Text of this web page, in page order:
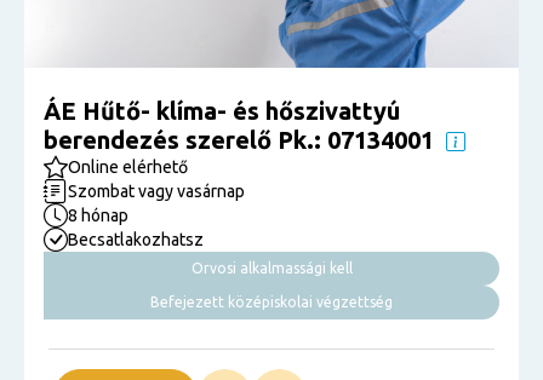
ÁE Hűtő- klíma- és hőszivattyú
berendezés szerelő Pk.: 07134001
Online elérhető
Szombat vagy vasárnap
8 hónap
Becsatlakozhatsz
Orvosi alkalmassági kell
Befejezett középiskolai végzettség